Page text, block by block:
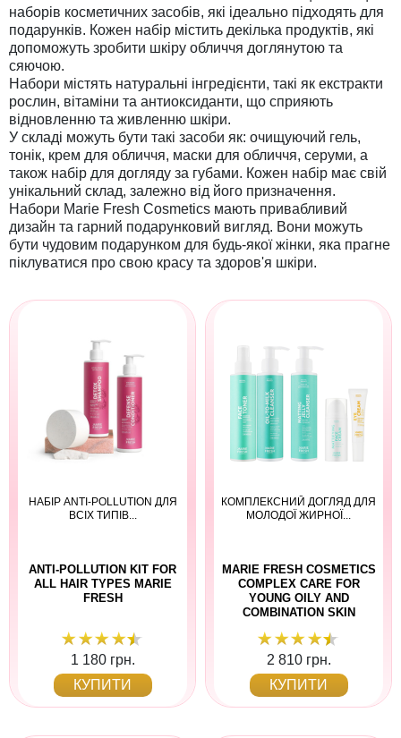
наборів косметичних засобів, які ідеально підходять для
подарунків. Кожен набір містить декілька продуктів, які
допоможуть зробити шкіру обличчя доглянутою та
сяючою.
Набори містять натуральні інгредієнти, такі як екстракти
рослин, вітаміни та антиоксиданти, що сприяють
відновленню та живленню шкіри.
У складі можуть бути такі засоби як: очищуючий гель,
тонік, крем для обличчя, маски для обличчя, серуми, а
також набір для догляду за губами. Кожен набір має свій
унікальний склад, залежно від його призначення.
Набори Marie Fresh Cosmetics мають привабливий
дизайн та гарний подарунковий вигляд. Вони можуть
бути чудовим подарунком для будь-якої жінки, яка прагне
піклуватися про свою красу та здоров'я шкіри.
НАБІР ANTI-POLLUTION ДЛЯ
ВСІХ ТИПІВ...
ANTI-POLLUTION KIT FOR
ALL HAIR TYPES MARIE
FRESH
1 180 грн.
КУПИТИ
КОМПЛЕКСНИЙ ДОГЛЯД ДЛЯ
МОЛОДОЇ ЖИРНОЇ...
MARIE FRESH COSMETICS
COMPLEX CARE FOR
YOUNG OILY AND
COMBINATION SKIN
2 810 грн.
КУПИТИ